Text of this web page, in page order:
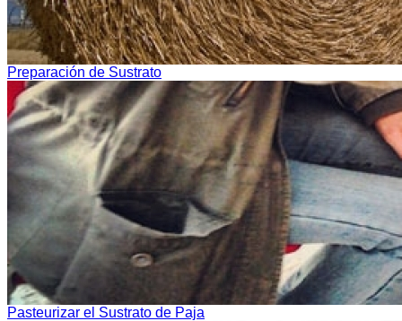
Preparación de Sustrato
Pasteurizar el Sustrato de Paja